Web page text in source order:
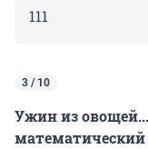
111
3 / 10
Ужин из
математический